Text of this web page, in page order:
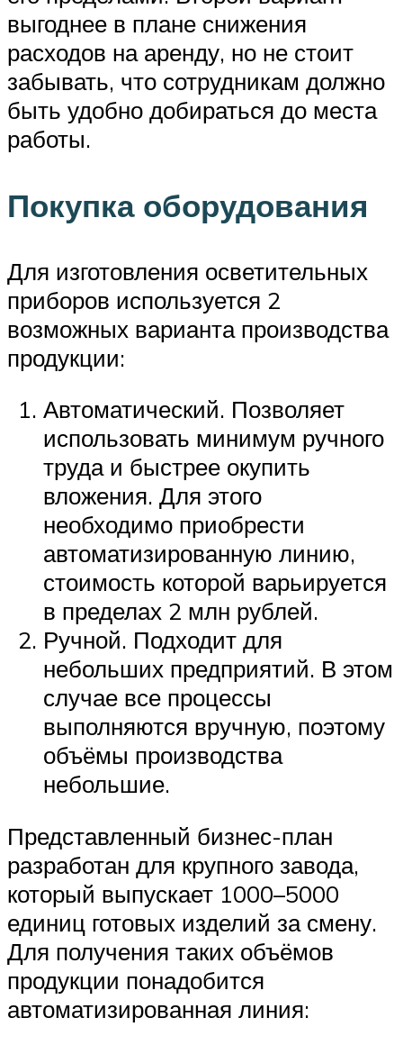
выгоднее в плане снижения
расходов на аренду, но не стоит
забывать, что сотрудникам должно
быть удобно добираться до места
работы.
Покупка оборудования
Для изготовления осветительных
приборов используется 2
возможных варианта производства
продукции:
Автоматический. Позволяет
использовать минимум ручного
труда и быстрее окупить
вложения. Для этого
необходимо приобрести
автоматизированную линию,
стоимость которой варьируется
в пределах 2 млн рублей.
Ручной. Подходит для
небольших предприятий. В этом
случае все процессы
выполняются вручную, поэтому
объёмы производства
небольшие.
Представленный бизнес-план
разработан для крупного завода,
который выпускает 1000–5000
единиц готовых изделий за смену.
Для получения таких объёмов
продукции понадобится
автоматизированная линия: